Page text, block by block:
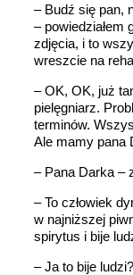
– Budź się pan,
– powiedziałem
zdjęcia, i to
wreszcie na
– OK, OK, już
pielęgniarz.
terminów.
Ale mamy pana
– Pana Darka –
– To człowiek
w najniższej
spirytus i bije
– Ja to bije